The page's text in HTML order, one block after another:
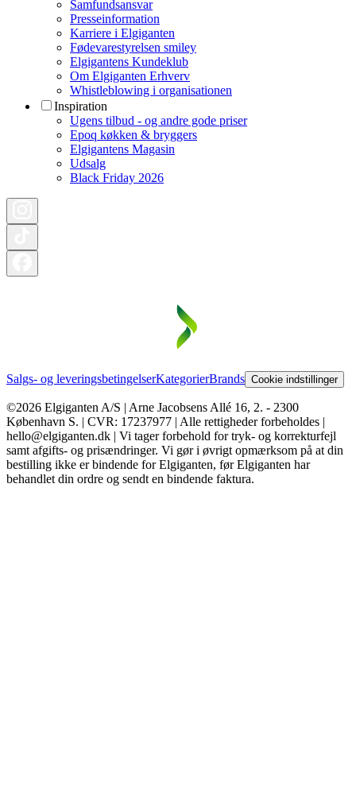
Samfundsansvar
Presseinformation
Karriere i Elgiganten
Fødevarestyrelsen smiley
Elgigantens Kundeklub
Om Elgiganten Erhverv
Whistleblowing i organisationen
Inspiration
Ugens tilbud - og andre gode priser
Epoq køkken & bryggers
Elgigantens Magasin
Udsalg
Black Friday 2026
Salgs- og leveringsbetingelserKategorierBrands Cookie indstillinger
©2026 Elgiganten A/S | Arne Jacobsens Allé 16, 2. - 2300
København S. | CVR: 17237977 | Alle rettigheder forbeholdes |
hello@elgiganten.dk | Vi tager forbehold for tryk- og korrekturfejl
samt afgifts- og prisændringer. Vi gør i øvrigt opmærksom på at din
bestilling ikke er bindende for Elgiganten, før Elgiganten har
behandlet din ordre og sendt en bindende faktura.